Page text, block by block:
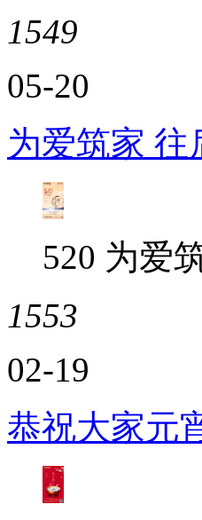
1549
05-20
为爱筑家 往
520 为爱
1553
02-19
恭祝大家元